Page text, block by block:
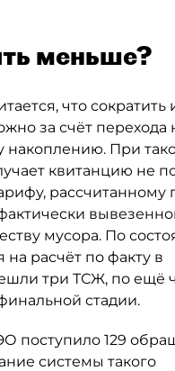
меньше?
что сократить
за счёт перехода
накоплению. При
квитанцию не
рассчитанному
мусора. По
расчёт по факту в
три ТСЖ, по ещё
стадии.
поступило 129
системы такого